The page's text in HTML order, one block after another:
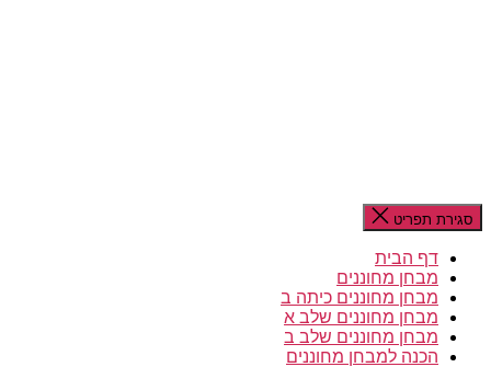
סגירת תפריט
דף הבית
מבחן מחוננים
מבחן מחוננים כיתה ב
מבחן מחוננים שלב א
מבחן מחוננים שלב ב
הכנה למבחן מחוננים